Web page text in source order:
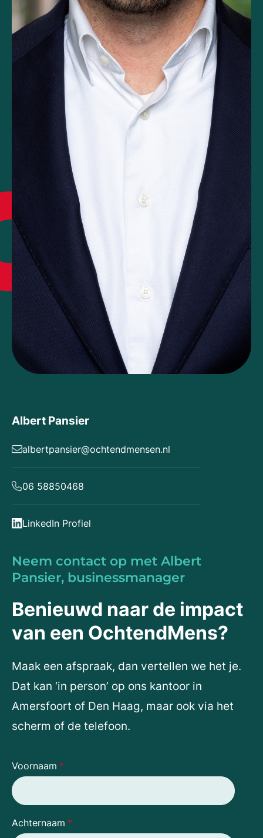
Albert Pansier
albertpansier@ochtendmensen.nl
06 58850468
LinkedIn Profiel
Neem contact op met Albert
Pansier, businessmanager
Benieuwd naar de impact
van een OchtendMens?
Maak een afspraak, dan vertellen we het je.
Dat kan ‘in person’ op ons kantoor in
Amersfoort of Den Haag, maar ook via het
scherm of de telefoon.
Voornaam *
Achternaam *